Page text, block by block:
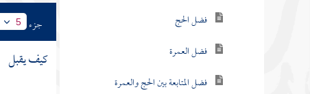
فضل الحج
فضل العمرة
فضل المتابعة بين الحج والعمرة
جزء 5
كيف يقبل